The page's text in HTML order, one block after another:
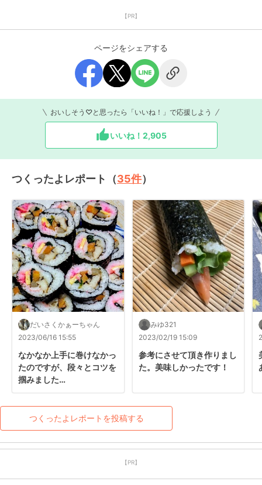
【PR】
ページをシェアする
おいしそう♡と思ったら「いいね！」で応援しよう
いいね！ 2,905
つくったよレポート（35件）
だいさくかぁーちゃん
2023/06/16 15:55
なかなか上手に巻けなかっ
たのですが、段々とコツを
掴みました
（のり巻き）作ってみたく
なり、参考にさせて頂きま
した(•ө•)♡
みゆ321
2023/02/19 15:09
参考にさせて頂き作りまし
た。美味しかったです！
つくったよレポートを投稿する
【PR】